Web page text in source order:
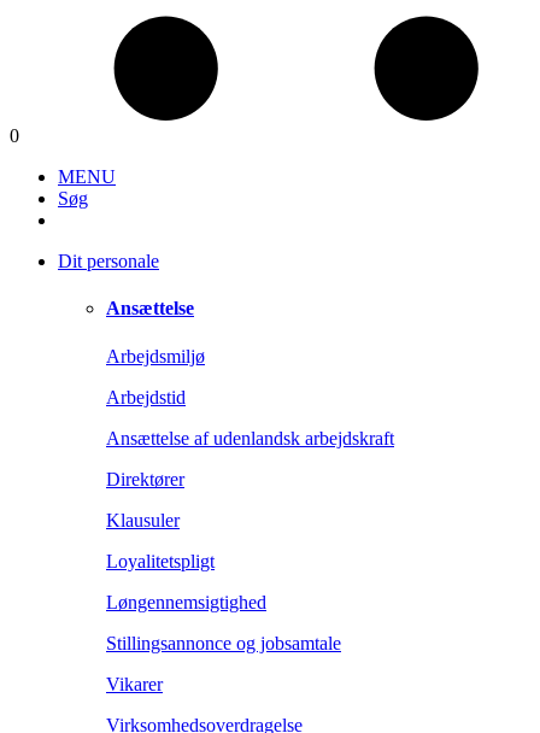
0
MENU
Søg
Dit personale
Ansættelse
Arbejdsmiljø
Arbejdstid
Ansættelse af udenlandsk arbejdskraft
Direktører
Klausuler
Loyalitetspligt
Løngennemsigtighed
Stillingsannonce og jobsamtale
Vikarer
Virksomhedsoverdragelse